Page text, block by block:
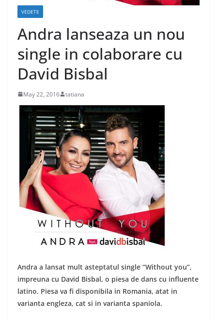
VEDETE
Andra lanseaza un nou
single in colaborare cu
David Bisbal
May 22, 2016 tatiana
Andra a lansat mult asteptatul single “Without you”,
impreuna cu David Bisbal, o piesa de dans cu influente
latino. Piesa va fi disponibila in Romania, atat in
varianta engleza, cat si in varianta spaniola.